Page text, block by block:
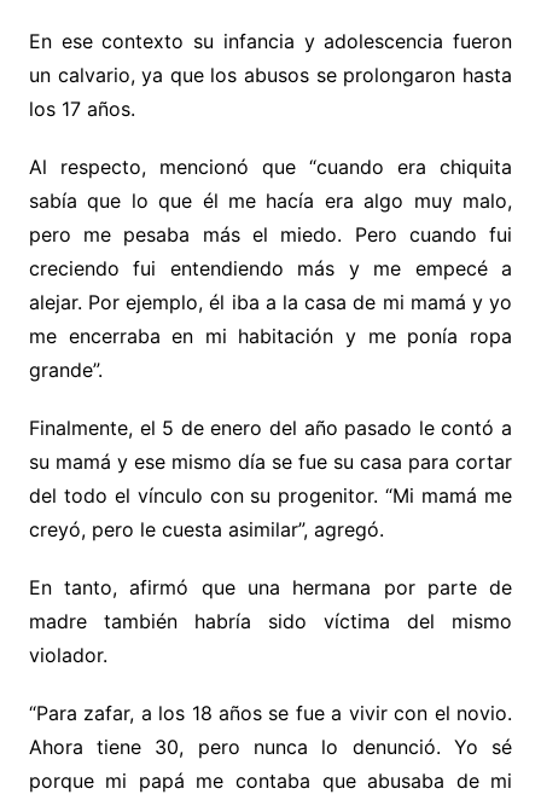
En ese contexto su infancia y adolescencia fueron
un calvario, ya que los abusos se prolongaron hasta
los 17 años.
Al respecto, mencionó que “cuando era chiquita
sabía que lo que él me hacía era algo muy malo,
pero me pesaba más el miedo. Pero cuando fui
creciendo fui entendiendo más y me empecé a
alejar. Por ejemplo, él iba a la casa de mi mamá y yo
me encerraba en mi habitación y me ponía ropa
grande”.
Finalmente, el 5 de enero del año pasado le contó a
su mamá y ese mismo día se fue su casa para cortar
del todo el vínculo con su progenitor. “Mi mamá me
creyó, pero le cuesta asimilar”, agregó.
En tanto, afirmó que una hermana por parte de
madre también habría sido víctima del mismo
violador.
“Para zafar, a los 18 años se fue a vivir con el novio.
Ahora tiene 30, pero nunca lo denunció. Yo sé
porque mi papá me contaba que abusaba de mi